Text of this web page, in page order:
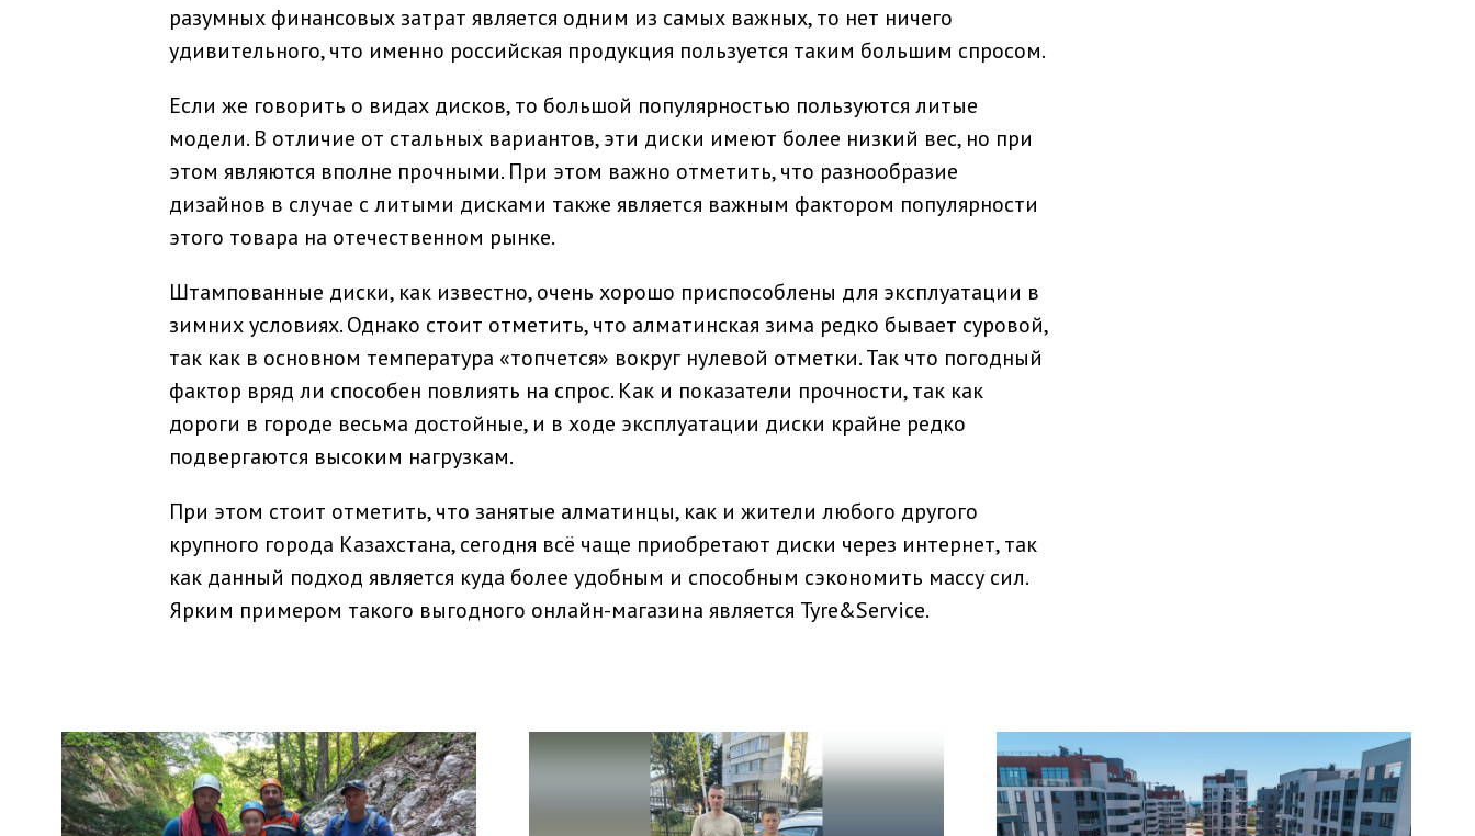
разумных финансовых затрат является одним из самых важных, то нет ничего
удивительного, что именно российская продукция пользуется таким большим спросом.
Если же говорить о видах дисков, то большой популярностью пользуются литые
модели. В отличие от стальных вариантов, эти диски имеют более низкий вес, но при
этом являются вполне прочными. При этом важно отметить, что разнообразие
дизайнов в случае с литыми дисками также является важным фактором популярности
этого товара на отечественном рынке.
Штампованные диски, как известно, очень хорошо приспособлены для эксплуатации в
зимних условиях. Однако стоит отметить, что алматинская зима редко бывает суровой,
так как в основном температура «топчется» вокруг нулевой отметки. Так что погодный
фактор вряд ли способен повлиять на спрос. Как и показатели прочности, так как
дороги в городе весьма достойные, и в ходе эксплуатации диски крайне редко
подвергаются высоким нагрузкам.
При этом стоит отметить, что занятые алматинцы, как и жители любого другого
крупного города Казахстана, сегодня всё чаще приобретают диски через интернет, так
как данный подход является куда более удобным и способным сэкономить массу сил.
Ярким примером такого выгодного онлайн-магазина является Tyre&Service.